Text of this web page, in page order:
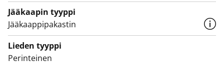
Jääkaapin tyyppi
Jääkaappipakastin
Lieden tyyppi
Perinteinen